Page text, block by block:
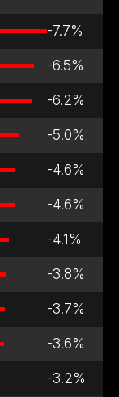
-7.7%
-6.5%
-6.2%
-5.0%
-4.6%
-4.6%
-4.1 %
-3.8%
-3.7%
-3.6%
-3.2%